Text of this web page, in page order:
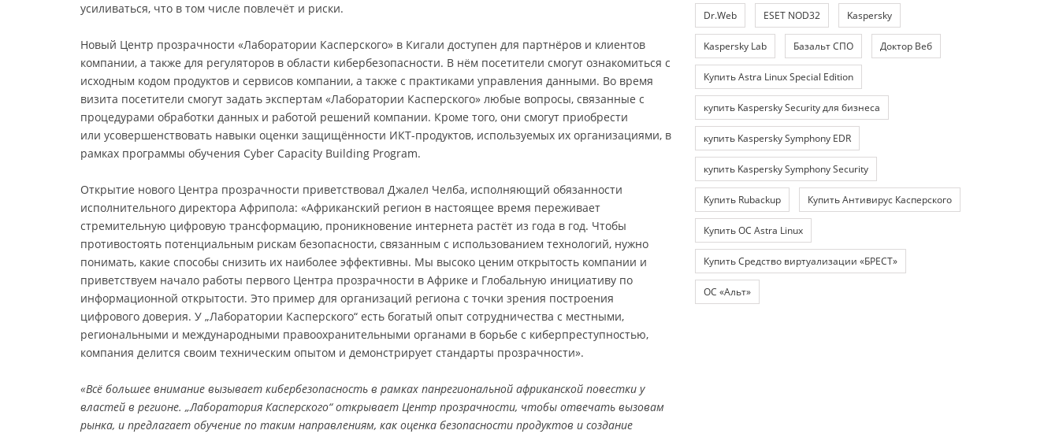
усиливаться, что в том числе повлечёт и риски.
Новый Центр прозрачности «Лаборатории Касперского» в Кигали доступен для партнёров и клиентов
компании, а также для регуляторов в области кибербезопасности. В нём посетители смогут ознакомиться с
исходным кодом продуктов и сервисов компании, а также с практиками управления данными. Во время
визита посетители смогут задать экспертам «Лаборатории Касперского» любые вопросы, связанные с
процедурами обработки данных и работой решений компании. Кроме того, они смогут приобрести
или усовершенствовать навыки оценки защищённости ИКТ-продуктов, используемых их организациями, в
рамках программы обучения Cyber Capacity Building Program.
Открытие нового Центра прозрачности приветствовал Джалел Челба, исполняющий обязанности
исполнительного директора Африпола: «Африканский регион в настоящее время переживает
стремительную цифровую трансформацию, проникновение интернета растёт из года в год. Чтобы
противостоять потенциальным рискам безопасности, связанным с использованием технологий, нужно
понимать, какие способы снизить их наиболее эффективны. Мы высоко ценим открытость компании и
приветствуем начало работы первого Центра прозрачности в Африке и Глобальную инициативу по
информационной открытости. Это пример для организаций региона с точки зрения построения
цифрового доверия. У „Лаборатории Касперского“ есть богатый опыт сотрудничества с местными,
региональными и международными правоохранительными органами в борьбе с киберпреступностью,
компания делится своим техническим опытом и демонстрирует стандарты прозрачности».
«Всё большее внимание вызывает кибербезопасность в рамках панрегиональной африканской повестки у
властей в регионе. „Лаборатория Касперского“ открывает Центр прозрачности, чтобы отвечать вызовам
рынка, и предлагает обучение по таким направлениям, как оценка безопасности продуктов и создание
Dr.Web ESET NOD32 Kaspersky
Kaspersky Lab Базальт СПО Доктор Веб
Купить Astra Linux Special Edition
купить Kaspersky Security для бизнеса
купить Kaspersky Symphony EDR
купить Kaspersky Symphony Security
Купить Rubackup Купить Антивирус Касперского
Купить ОС Astra Linux
Купить Средство виртуализации «БРЕСТ»
ОС «Альт»